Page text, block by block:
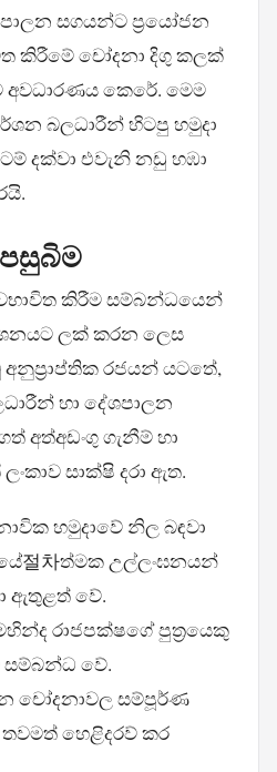
සගයන්ට ප්‍රයෝජන
කිරීමේ චෝදනා දිගු කලක්
කෙරේ. මෙම
බලධාරීන් හිටපු හමුදා
දක්වා එවැනි නඩු හඹා
කිරීම සම්බන්ධයෙන්
ලක් කරන ලෙස
රජයන් යටතේ,
හා දේශපාලන
අත්අඩංගු ගැනීම් හා
සාක්ෂි දරා ඇත.
හමුදාවේ නිල බඳවා
절차ත්මක උල්ලංඝනයන්
ඇතුළත් වේ.
රාජපක්ෂගේ පුත්‍රයෙකු
වේ.
චෝදනාවල සම්පූර්ණ
හෙළිදරව් කර